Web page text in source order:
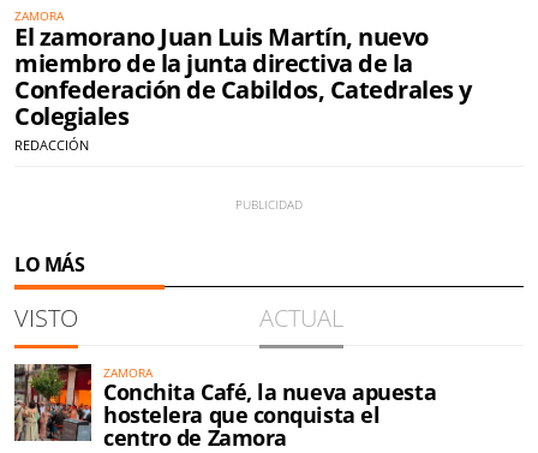
ZAMORA
El zamorano Juan Luis Martín, nuevo
miembro de la junta directiva de la
Confederación de Cabildos, Catedrales y
Colegiales
REDACCIÓN
LO MÁS
VISTO ACTUAL
ZAMORA
Conchita Café, la nueva apuesta
hostelera que conquista el
centro de Zamora